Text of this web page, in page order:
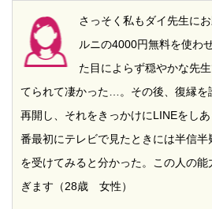
さっそく私もダイ先生に
ルニの4000円無料を使わ
た目によらず穏やかな先
てられて凄かった…。その後、復縁を
再開し、それをきっかけにLINEをし
番最初にテレビで見たときには半信
を受けてみると分かった。この人の
ぎます（28歳 女性）